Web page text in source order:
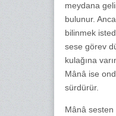
meydana
bulunur.
bilinmek
sese görev
kulağına
Mânâ ise
sürdürür.
Mânâ sesten